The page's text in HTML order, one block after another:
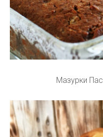
Мазурки